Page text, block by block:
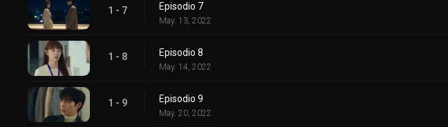
1 - 7 Episodio 7
May. 13, 2022
1 - 8 Episodio 8
May. 14, 2022
1 - 9 Episodio 9
May. 20, 2022